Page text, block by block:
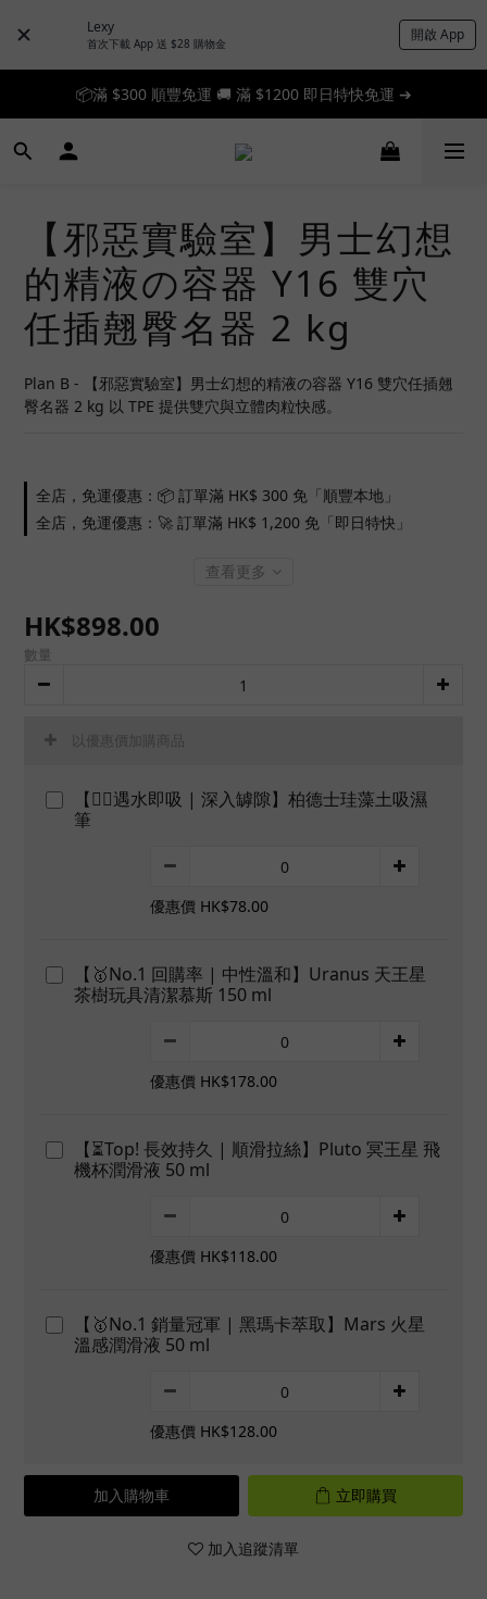
Lexy
首次下載 App 送 $28 購物金 開啟 App
📦滿 $300 順豐免運 🚚 滿 $1200 即日特快免運 ➔
📦滿 $300 順豐免運 🚚 滿 $1200 即日特快免運 ➔
🎉 新人首單享 88 折，快來領券加入！➔
【邪惡實驗室】男士幻想
的精液の容器 Y16 雙穴
任插翹臀名器 2 kg
Plan B - 【邪惡實驗室】男士幻想的精液の容器 Y16 雙穴任插翹
臀名器 2 kg 以 TPE 提供雙穴與立體肉粒快感。
全店，免運優惠：📦 訂單滿 HK$ 300 免「順豐本地」
全店，免運優惠：🚀 訂單滿 HK$ 1,200 免「即日特快」
查看更多
HK$898.00
數量
以優惠價加購商品
【👍🏻遇水即吸 | 深入罅隙】柏德士珪藻土吸濕
筆
優惠價 HK$78.00
【🥇No.1 回購率 | 中性溫和】Uranus 天王星
茶樹玩具清潔慕斯 150 ml
優惠價 HK$178.00
【⏳Top! 長效持久 | 順滑拉絲】Pluto 冥王星 飛
機杯潤滑液 50 ml
優惠價 HK$118.00
【🥇No.1 銷量冠軍 | 黑瑪卡萃取】Mars 火星
溫感潤滑液 50 ml
優惠價 HK$128.00
加入購物車 立即購買
加入追蹤清單